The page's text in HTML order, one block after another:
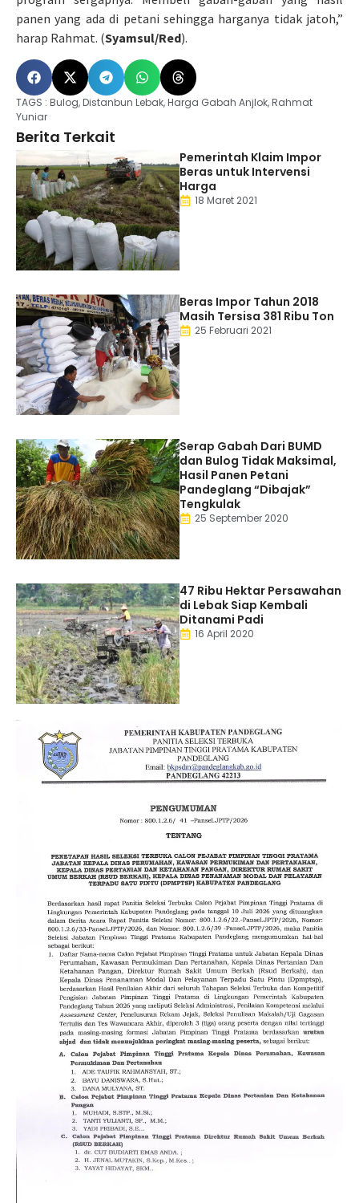
panen yang ada di petani sehingga harganya tidak jatoh,”
harap Rahmat. (Syamsul/Red).
TAGS : Bulog,Distanbun Lebak,Harga Gabah Anjlok,Rahmat
Yuniar
Berita Terkait
Pemerintah Klaim Impor
Beras untuk Intervensi
Harga
18 Maret 2021
Beras Impor Tahun 2018
Masih Tersisa 381 Ribu Ton
25 Februari 2021
Serap Gabah Dari BUMD
dan Bulog Tidak Maksimal,
Hasil Panen Petani
Pandeglang “Dibajak”
Tengkulak
25 September 2020
47 Ribu Hektar Persawahan
di Lebak Siap Kembali
Ditanami Padi
16 April 2020